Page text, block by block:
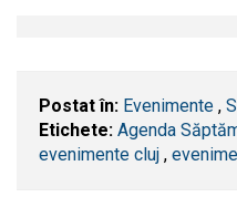
Postat în: Evenimente ,
Etichete: Agenda
evenimente cluj ,